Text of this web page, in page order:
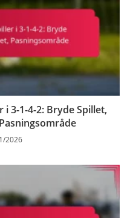
3-1-4-2: Bryde Spillet,
2026